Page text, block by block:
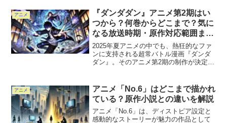
目が集まっています。この記事では、第3
期で描かれる可...
アニメ
『ダンダダン』アニメ第2期はい
つから？何巻からどこまで？気に
なる放送時期・原作対応範囲まと
め
2025年夏アニメの中でも、熱狂的なファ
ンに支持される超常バトル漫画『ダンダ
ダン』。そのアニメ第2期の制作が決定
報に注目が集まっています。本記事で
は、『ダンダダン』第2...
アニメ
アニメ「No.6」はどこまで描かれ
ている？原作小説との違いを解説
アニメ「No.6」は、ディストピア設定と
感動的なストーリーが魅力の作品として